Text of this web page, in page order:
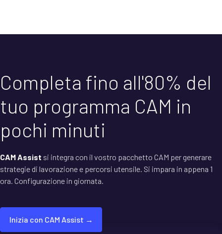
Completa fino all'80% del
tuo programma CAM in
pochi minuti
CAM Assist si integra con il vostro pacchetto CAM per generare
strategie di lavorazione e percorsi utensile. Si impara in appena 1
ora. Configurazione in giornata.
Inizia con CAM Assist →